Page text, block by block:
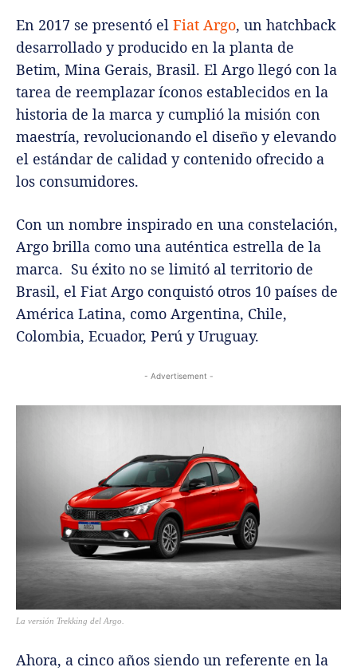
En 2017 se presentó el Fiat Argo, un hatchback
desarrollado y producido en la planta de
Betim, Mina Gerais, Brasil. El Argo llegó con la
tarea de reemplazar íconos establecidos en la
historia de la marca y cumplió la misión con
maestría, revolucionando el diseño y elevando
el estándar de calidad y contenido ofrecido a
los consumidores.
Con un nombre inspirado en una constelación,
Argo brilla como una auténtica estrella de la
marca. Su éxito no se limitó al territorio de
Brasil, el Fiat Argo conquistó otros 10 países de
América Latina, como Argentina, Chile,
Colombia, Ecuador, Perú y Uruguay.
- Advertisement -
La versión Trekking del Argo.
Ahora, a cinco años siendo un referente en la